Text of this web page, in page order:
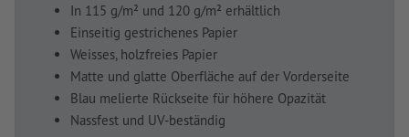
In 115 g/m² und 120 g/m² erhältlich
Einseitig gestrichenes Papier
Weisses, holzfreies Papier
Matte und glatte Oberfläche auf der Vorderseite
Blau melierte Rückseite für höhere Opazität
Nassfest und UV-beständig